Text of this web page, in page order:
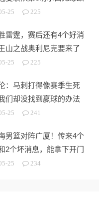
25 225
雷霆，赛后还有4个好消
山之战奥利尼克要来了
25 225
：马刺打得像赛季生死
们却没找到赢球的办法
25 241
男篮对阵广厦！传来4个
2个坏消息，能拿下开门
25 234